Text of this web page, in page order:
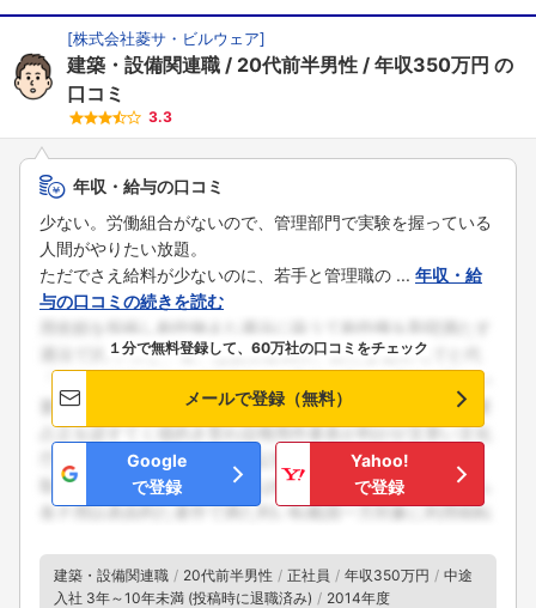
[株式会社菱サ・ビルウェア]
建築・設備関連職 20代前半男性 年収350万円 の
口コミ
3.3
年収・給与の口コミ
少ない。労働組合がないので、管理部門で実験を握っている
人間がやりたい放題。
ただでさえ給料が少ないのに、若手と管理職の ... 年収・給
与の口コミの続きを読む
１分で無料登録して、60万社の口コミをチェック
メールで登録（無料）
Google
で登録
Yahoo!
で登録
建築・設備関連職 20代前半男性 正社員 年収350万円
中途
入社 3年～10年未満 (投稿時に退職済み)
2014年度